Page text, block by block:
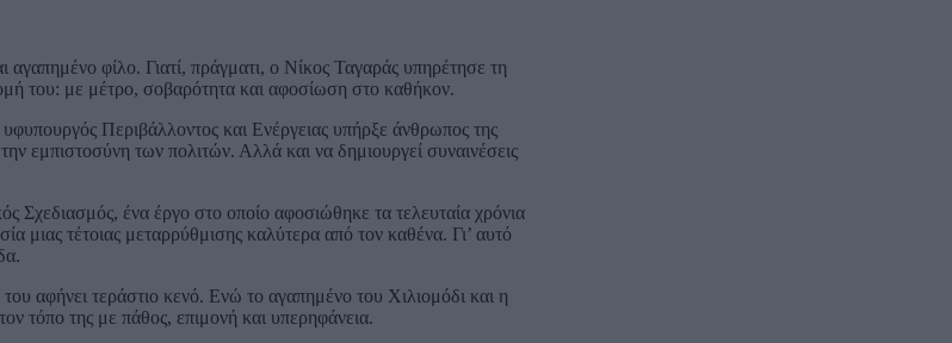
φίλο. Γιατί, πράγματι, ο Νίκος Ταγαράς υπηρέτησε τη
του: με μέτρο, σοβαρότητα και αφοσίωση στο καθήκον.
Περιβάλλοντος και Ενέργειας υπήρξε άνθρωπος της
εμπιστοσύνη των πολιτών. Αλλά και να δημιουργεί συναινέσεις
ένα έργο στο οποίο αφοσιώθηκε τα τελευταία χρόνια
μιας τέτοιας μεταρρύθμισης καλύτερα από τον καθένα. Γι’ αυτό
αφήνει τεράστιο κενό. Ενώ το αγαπημένο του Χιλιομόδι και η
τόπο της με πάθος, επιμονή και υπερηφάνεια.